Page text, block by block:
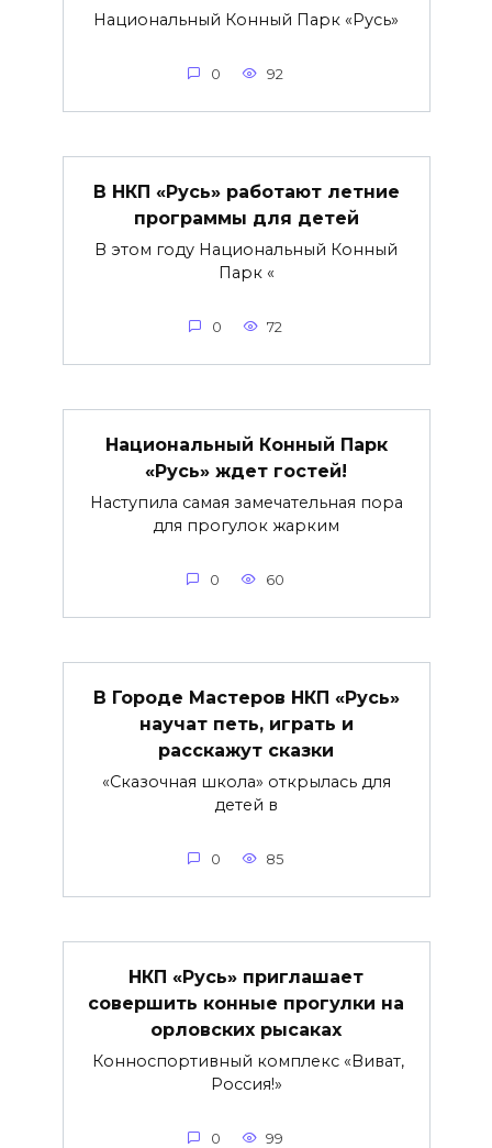
Национальный Конный Парк «Русь»
0 92
В НКП «Русь» работают летние
программы для детей
В этом году Национальный Конный
Парк «
0 72
Национальный Конный Парк
«Русь» ждет гостей!
Наступила самая замечательная пора
для прогулок жарким
0 60
В Городе Мастеров НКП «Русь»
научат петь, играть и
расскажут сказки
«Сказочная школа» открылась для
детей в
0 85
НКП «Русь» приглашает
совершить конные прогулки на
орловских рысаках
Конноспортивный комплекс «Виват,
Россия!»
0 99